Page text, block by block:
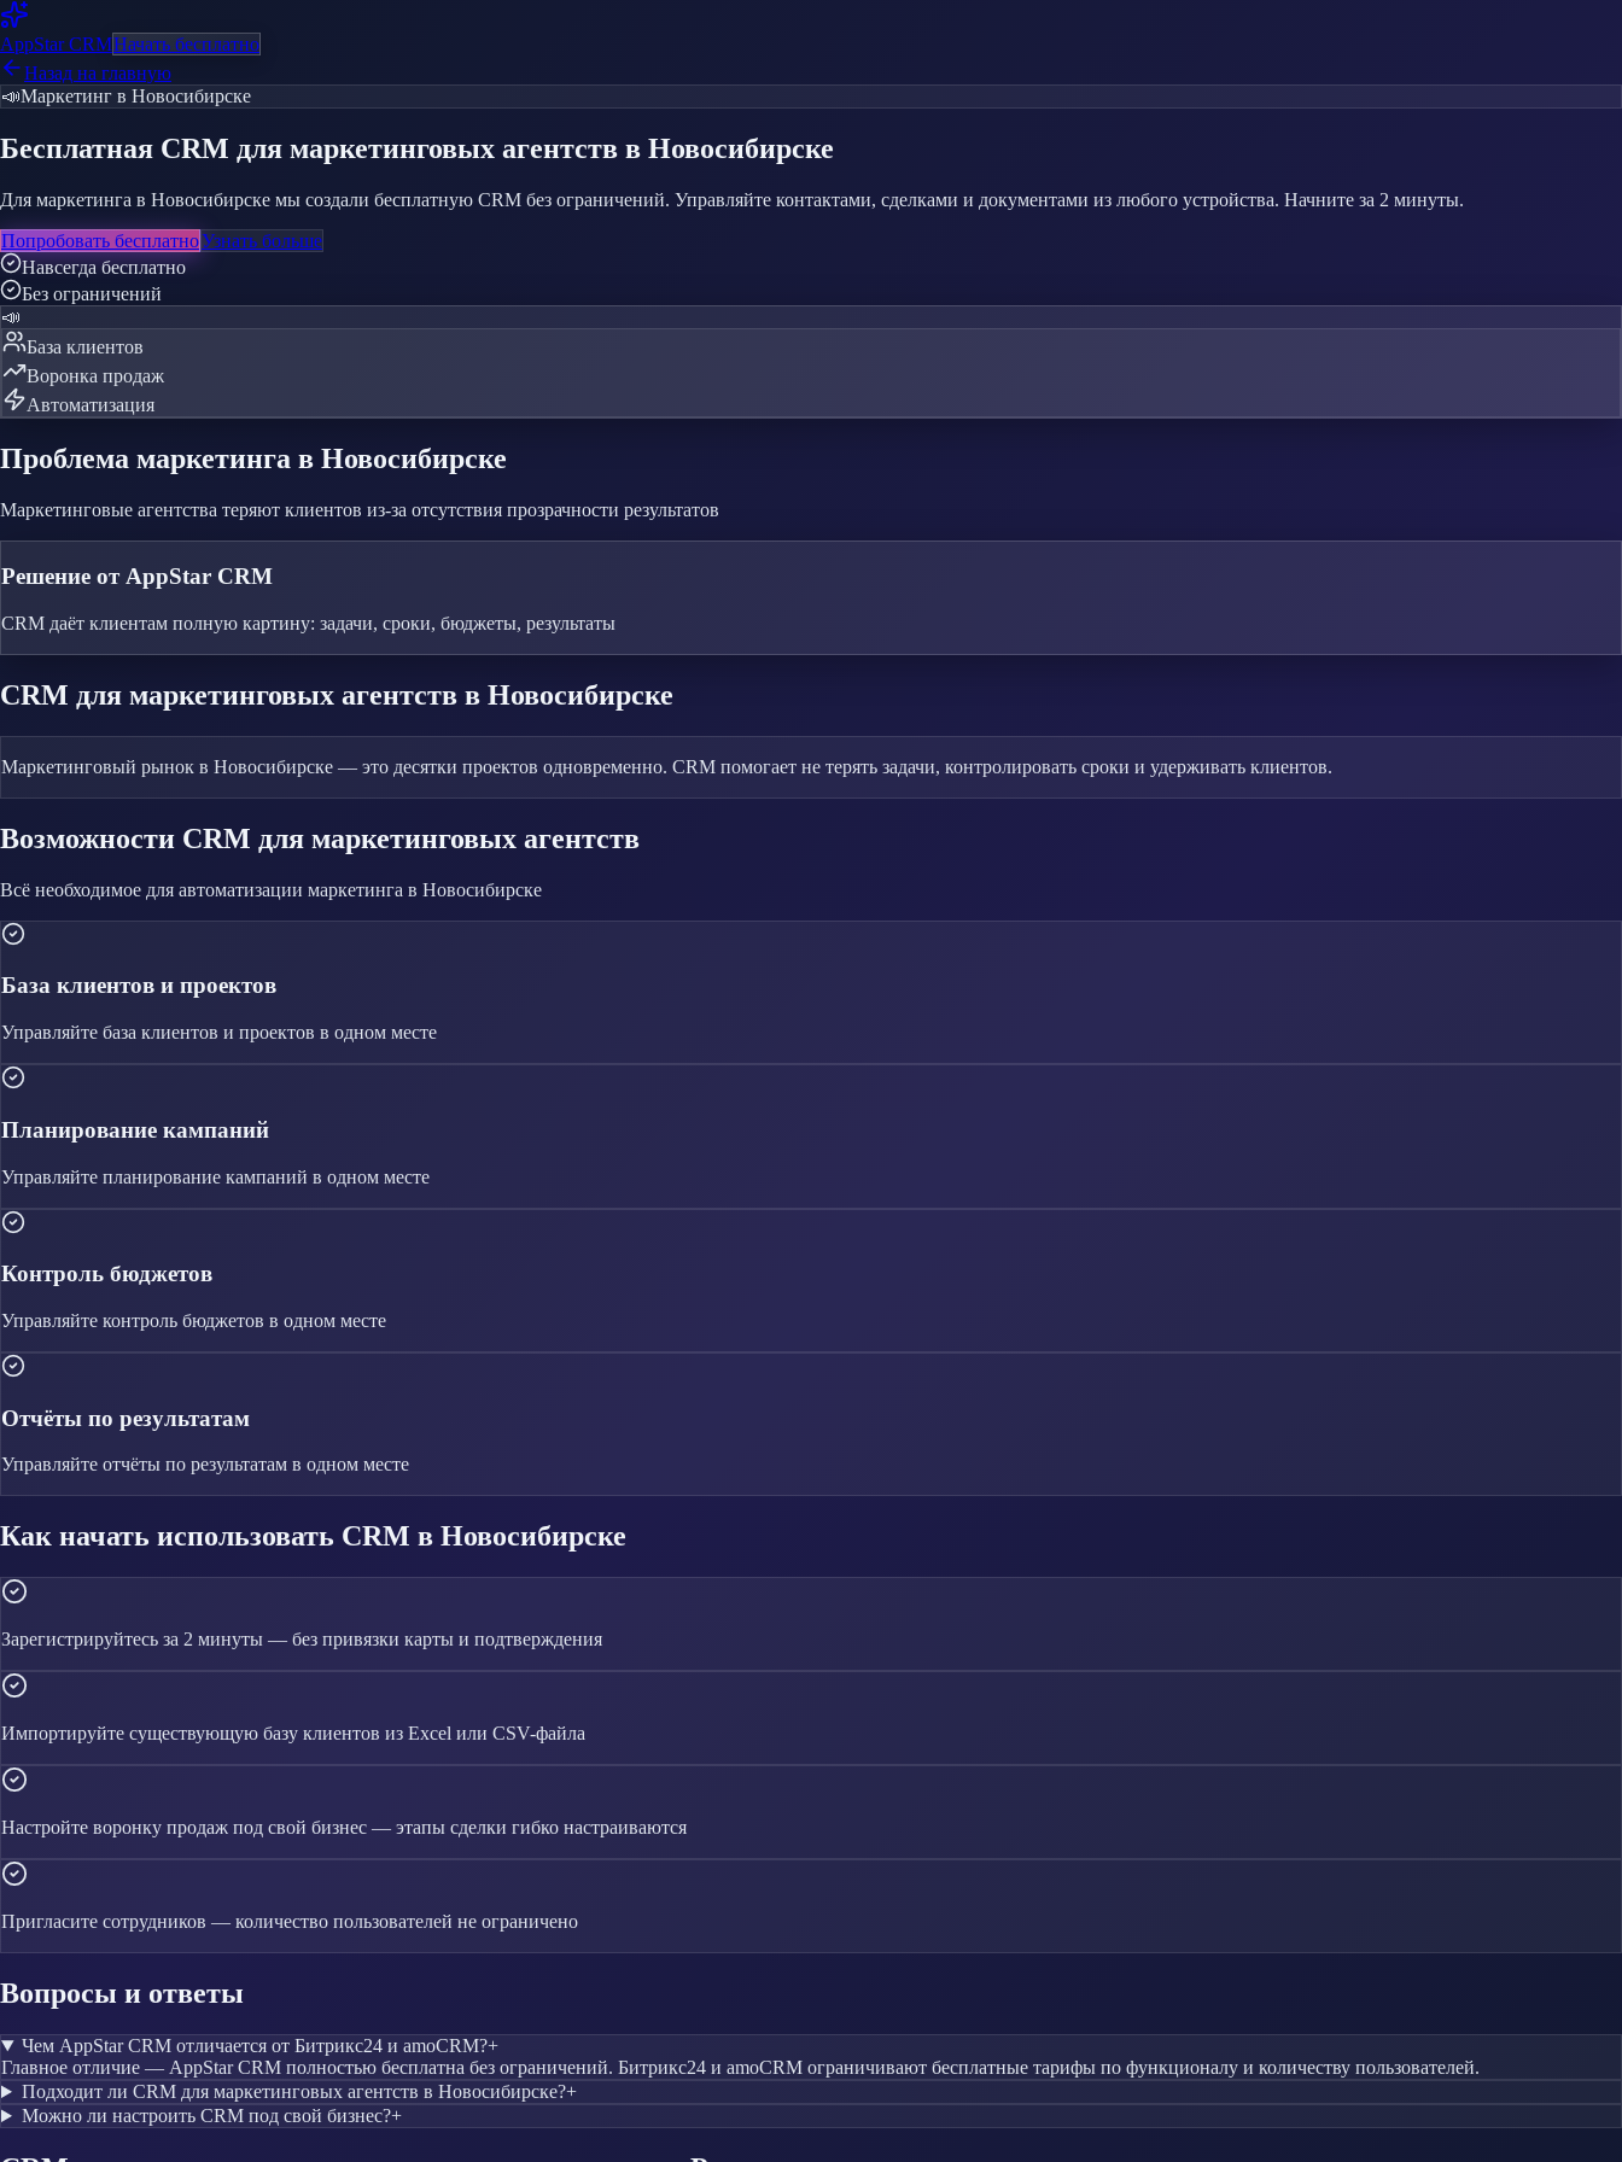
AppStarCRMНачать бесплатно
Назад на главную
📣Маркетинг в Новосибирске
Бесплатная CRM для маркетинговых агентств в Новосибирске
Для маркетинга в Новосибирске мы создали бесплатную CRM без ограничений. Управляйте контактами, сделками и документами из любого устройства. Начните за 2 минуты.
Попробовать бесплатноУзнать больше
Навсегда бесплатно
Без ограничений
📣
База клиентов
Воронка продаж
Автоматизация
Проблема маркетинга в Новосибирске
Маркетинговые агентства теряют клиентов из-за отсутствия прозрачности результатов
Решение от AppStar CRM
CRM даёт клиентам полную картину: задачи, сроки, бюджеты, результаты
CRM для маркетинговых агентств в Новосибирске
Маркетинговый рынок в Новосибирске — это десятки проектов одновременно. CRM помогает не терять задачи, контролировать сроки и удерживать клиентов.
Возможности CRM для маркетинговых агентств
Всё необходимое для автоматизации маркетинга в Новосибирске
База клиентов и проектов
Управляйте база клиентов и проектов в одном месте
Планирование кампаний
Управляйте планирование кампаний в одном месте
Контроль бюджетов
Управляйте контроль бюджетов в одном месте
Отчёты по результатам
Управляйте отчёты по результатам в одном месте
Как начать использовать CRM в Новосибирске
Зарегистрируйтесь за 2 минуты — без привязки карты и подтверждения
Импортируйте существующую базу клиентов из Excel или CSV-файла
Настройте воронку продаж под свой бизнес — этапы сделки гибко настраиваются
Пригласите сотрудников — количество пользователей не ограничено
Вопросы и ответы
Чем AppStar CRM отличается от Битрикс24 и amoCRM?+
Главное отличие — AppStar CRM полностью бесплатна без ограничений. Битрикс24 и amoCRM ограничивают бесплатные тарифы по функционалу и количеству пользователей.
Подходит ли CRM для маркетинговых агентств в Новосибирске?+
Можно ли настроить CRM под свой бизнес?+